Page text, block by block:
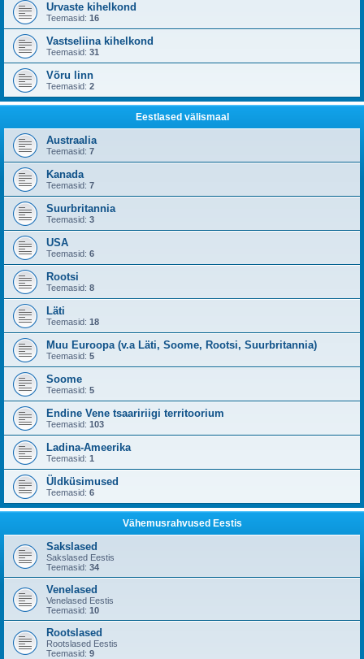
Urvaste kihelkond
Teemasid: 16
Vastseliina kihelkond
Teemasid: 31
Võru linn
Teemasid: 2
Eestlased välismaal
Austraalia
Teemasid: 7
Kanada
Teemasid: 7
Suurbritannia
Teemasid: 3
USA
Teemasid: 6
Rootsi
Teemasid: 8
Läti
Teemasid: 18
Muu Euroopa (v.a Läti, Soome, Rootsi, Suurbritannia)
Teemasid: 5
Soome
Teemasid: 5
Endine Vene tsaaririigi territoorium
Teemasid: 103
Ladina-Ameerika
Teemasid: 1
Üldküsimused
Teemasid: 6
Vähemusrahvused Eestis
Sakslased
Sakslased Eestis
Teemasid: 34
Venelased
Venelased Eestis
Teemasid: 10
Rootslased
Rootslased Eestis
Teemasid: 9